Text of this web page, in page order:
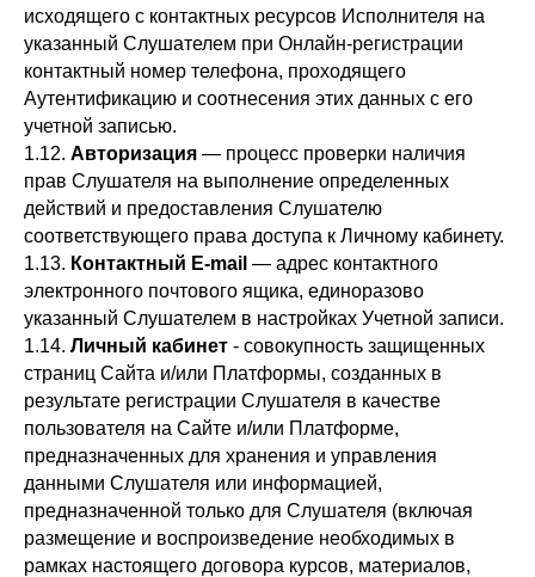
исходящего с контактных ресурсов Исполнителя на
указанный Слушателем при Онлайн-регистрации
контактный номер телефона, проходящего
Аутентификацию и соотнесения этих данных с его
учетной записью.
1.12. Авторизация — процесс проверки наличия
прав Слушателя на выполнение определенных
действий и предоставления Слушателю
соответствующего права доступа к Личному кабинету.
1.13. Контактный E-mail — адрес контактного
электронного почтового ящика, единоразово
указанный Слушателем в настройках Учетной записи.
1.14. Л ичный кабинет - совокупность защищенных
страниц Сайта и/или Платформы, созданных в
результате регистрации Слушателя в качестве
пользователя на Сайте и/или Платформе,
предназначенных для хранения и управления
данными Слушателя или информацией,
предназначенной только для Слушателя (включая
размещение и воспроизведение необходимых в
рамках настоящего договора курсов, материалов,